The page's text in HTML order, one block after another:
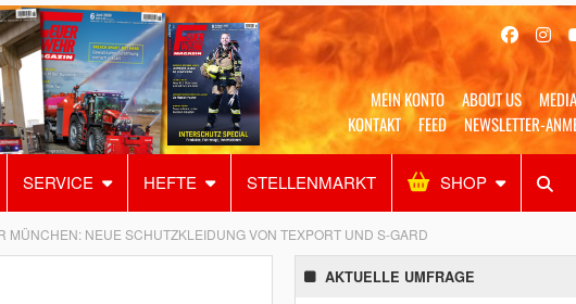
MEIN KONTO ABOUT US
KONTAKT
FEED NEWSLETTER-
SERVICE HEFTE STELLENMARKT SHOP
Alles Shop SUCHEN
MÜNCHEN: NEUE SCHUTZKLEIDUNG VON TEXPORT UND S-GARD
AKTUELLE UMFRAGE